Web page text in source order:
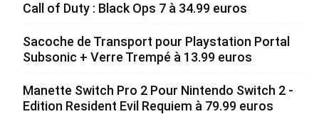
Call of Duty : Black Ops 7 à 34.99 euros
Sacoche de Transport pour Playstation Portal
Subsonic + Verre Trempé à 13.99 euros
Manette Switch Pro 2 Pour Nintendo Switch 2 -
Edition Resident Evil Requiem à 79.99 euros